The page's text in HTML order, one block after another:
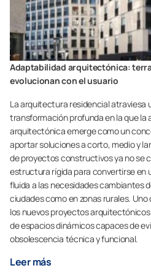
Adaptabilidad arquitectónica:
evolucionan con el usuario
La arquitectura residencial atraviesa
transformación profunda en la que la
arquitectónica emerge como un
aportar soluciones a corto, medio y
de proyectos constructivos ya no se
estructura rígida para convertirse en
fluida a las necesidades cambiantes
ciudades como en zonas rurales.
los nuevos proyectos
de espacios dinámicos capaces de
obsolescencia técnica y funcional.
Leer más